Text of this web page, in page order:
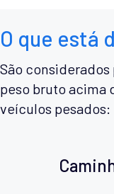
O que está
São
peso bruto acima
veículos pesados: